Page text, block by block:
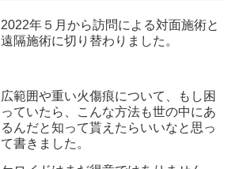
2022年５月から訪問による対面施術と
遠隔施術に切り替わりました。
広範囲や重い火傷痕について、もし困
っていたら、こんな方法も世の中にあ
るんだと知って貰えたらいいなと思っ
て書きました。